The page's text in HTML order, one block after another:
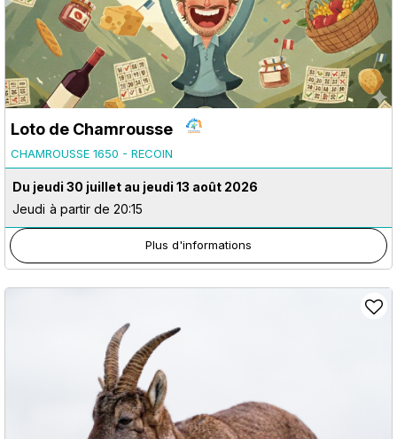
Loto de Chamrousse
CHAMROUSSE 1650 - RECOIN
Du jeudi 30 juillet au jeudi 13 août 2026
Jeudi à partir de 20:15
Plus d'informations